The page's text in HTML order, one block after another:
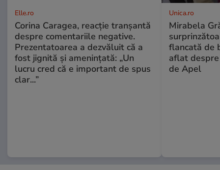
Elle.ro
Corina Caragea, reacție tranșantă
despre comentariile negative.
Prezentatoarea a dezvăluit că a
fost jignită și amenințată: „Un
lucru cred că e important de spus
clar...”
Unica.ro
Mirabela
flancată de
aflat
de Apel